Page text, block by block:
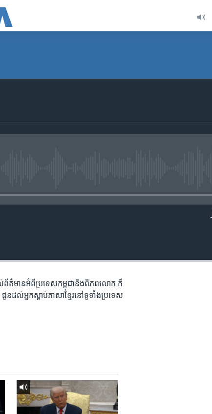
តល់​ព័ត៌មាន​អំពី​ប្រទេស​កម្ពុជា​និង​ពិភព​លោក ​ក៏
ដល់​អ្នក​ស្តាប់​ភាសា​ខ្មែរ​នៅ​ទូទាំង​ប្រទេស​